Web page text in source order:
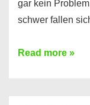
gar kein
schwer fallen
Kreditkarte
Read more »